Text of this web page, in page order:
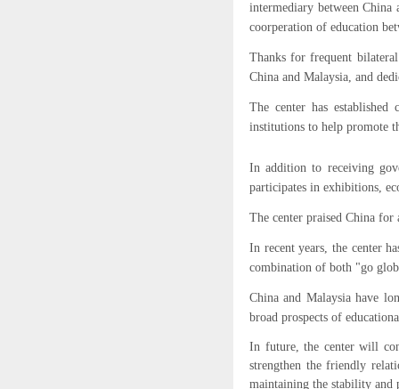
intermediary between
coorperation of education
Thanks for frequent
China and Malaysia, and
The center has
institutions to help promote
In addition to receiving
participates in exhibitions,
The center praised China for
In recent years, the center
combination of both "go
China and Malaysia have
broad prospects of
In future, the center will
strengthen the friendly
maintaining the stability and